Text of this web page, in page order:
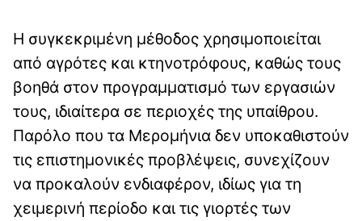
Η συγκεκριμένη μέθοδος χρησιμοποιείται
από αγρότες και κτηνοτρόφους, καθώς τους
βοηθά στον προγραμματισμό των εργασιών
τους, ιδιαίτερα σε περιοχές της υπαίθρου.
Παρόλο που τα Μερομήνια δεν υποκαθιστούν
τις επιστημονικές προβλέψεις, συνεχίζουν
να προκαλούν ενδιαφέρον, ιδίως για τη
χειμερινή περίοδο και τις γιορτές των